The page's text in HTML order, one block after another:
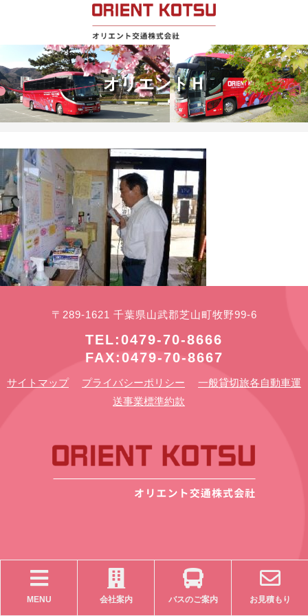
オリエントＨ
〒289-1621 千葉県山武郡芝山町牧野99-6
TEL:0479-70-8666
FAX:0479-70-8667
サイトマップ プライバシーポリシー
一般貸切旅各自動車運
送事業標準約款
MENU 会社案内 バスのご案内 お見積もり